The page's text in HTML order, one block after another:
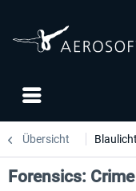
Übersicht Blaulicht
Forensics: